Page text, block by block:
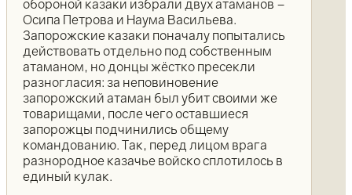
обороной казаки избрали двух атаманов –
Осипа Петрова и Наума Васильева.
Запорожские казаки поначалу попытались
действовать отдельно под собственным
атаманом, но донцы жёстко пресекли
разногласия: за неповиновение
запорожский атаман был убит своими же
товарищами, после чего оставшиеся
запорожцы подчинились общему
командованию. Так, перед лицом врага
разнородное казачье войско сплотилось в
единый кулак.